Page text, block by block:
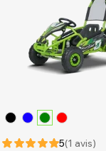
5(1 avis)